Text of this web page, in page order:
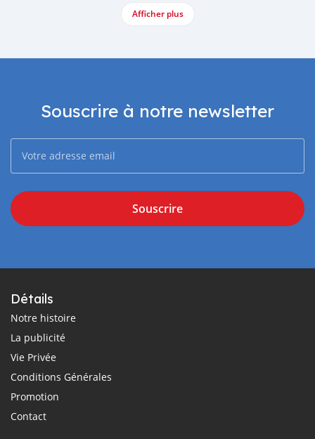
Afficher plus
Souscrire à notre newsletter
Souscrire
Détails
Notre histoire
La publicité
Vie Privée
Conditions Générales
Promotion
Contact